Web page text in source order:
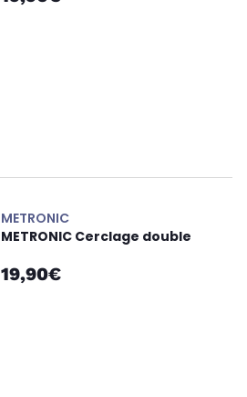
METRONIC
METRONIC Cerclage double
19,90€